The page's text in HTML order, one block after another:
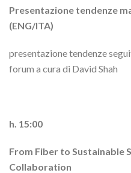
Presentazione tendenze
(ENG/ITA)
presentazione tendenze
forum a cura di David Shah
h. 15:00
From Fiber to Sustainable
Collaboration